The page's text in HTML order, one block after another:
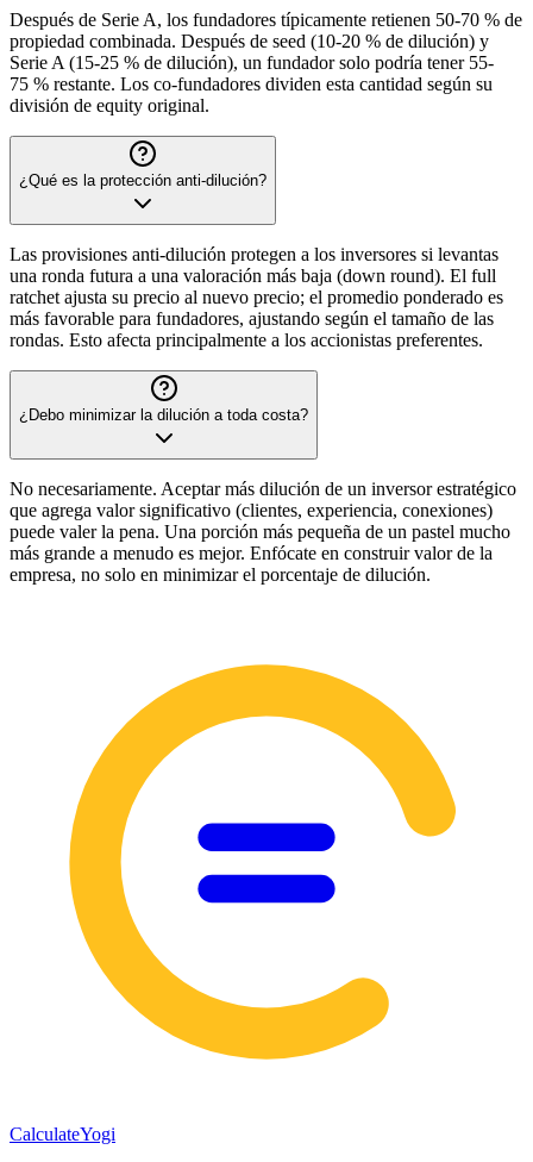
Después de Serie A, los fundadores típicamente retienen 50-70 % de
propiedad combinada. Después de seed (10-20 % de dilución) y
Serie A (15-25 % de dilución), un fundador solo podría tener 55-
75 % restante. Los co-fundadores dividen esta cantidad según su
división de equity original.
¿Qué es la protección anti-dilución?
Las provisiones anti-dilución protegen a los inversores si levantas
una ronda futura a una valoración más baja (down round). El full
ratchet ajusta su precio al nuevo precio; el promedio ponderado es
más favorable para fundadores, ajustando según el tamaño de las
rondas. Esto afecta principalmente a los accionistas preferentes.
¿Debo minimizar la dilución a toda costa?
No necesariamente. Aceptar más dilución de un inversor estratégico
que agrega valor significativo (clientes, experiencia, conexiones)
puede valer la pena. Una porción más pequeña de un pastel mucho
más grande a menudo es mejor. Enfócate en construir valor de la
empresa, no solo en minimizar el porcentaje de dilución.
CalculateYogi